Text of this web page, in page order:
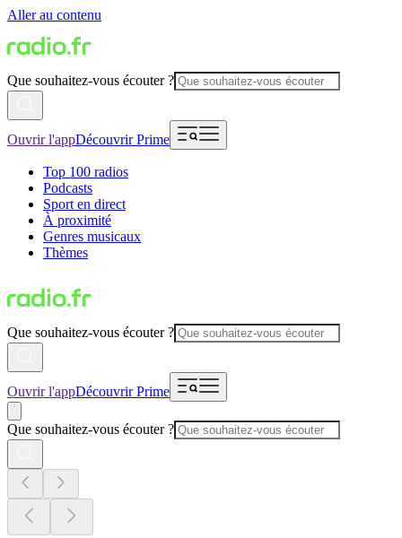
Aller au contenu
Que souhaitez-vous écouter ?
Ouvrir l'appDécouvrir Prime
Top 100 radios
Podcasts
Sport en direct
À proximité
Genres musicaux
Thèmes
Que souhaitez-vous écouter ?
Ouvrir l'appDécouvrir Prime
Que souhaitez-vous écouter ?